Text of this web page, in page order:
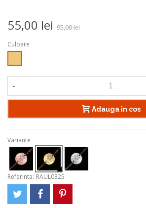
55,00 lei 95,00 lei
Culoare
-
Adauga in cos
Variante
Referinta: RAUL0325